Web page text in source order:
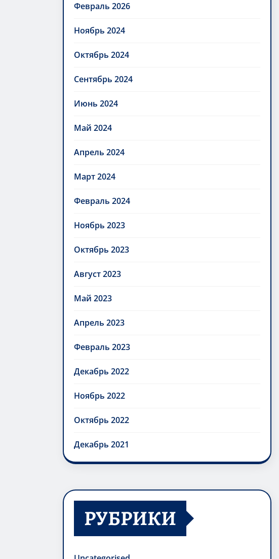
Февраль 2026
Ноябрь 2024
Октябрь 2024
Сентябрь 2024
Июнь 2024
Май 2024
Апрель 2024
Март 2024
Февраль 2024
Ноябрь 2023
Октябрь 2023
Август 2023
Май 2023
Апрель 2023
Февраль 2023
Декабрь 2022
Ноябрь 2022
Октябрь 2022
Декабрь 2021
РУБРИКИ